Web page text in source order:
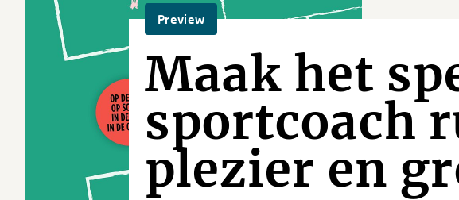
Preview
Maak het
sportcoach
plezier en